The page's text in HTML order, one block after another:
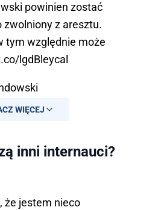
powinien zostać
z aresztu.
tym względnie może
lgdBleycal
September 6,
WIĘCEJ
inni internauci?
że jestem nieco